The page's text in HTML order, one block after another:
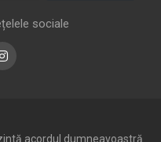
sociale
Instagram
acordul dumneavoastră